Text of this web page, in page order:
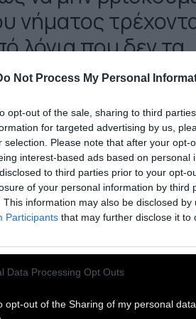
Not Process My Personal
opt-out of the sale, sharing to third
for targeted advertising by us,
selection. Please note that after your opt-
interest-based ads based on personal
to third parties prior to your opt-
of your personal information by third
This information may also be disclosed
Participants that may further disclose it to
Data Processing Opt Outs
opt-out of the Sharing of my personal data.
νήματος
λόγια που δεν τα
και δεν
ξέρω πόσο αγαπούμε τον
κι αν σήμερα θα του
τότε, τρεις αιώνες μετά την
τα φοβήθηκα πάντακαι
πίσω από λόγια που δεν
και δεν τα νιώθουμε.
κι ο πολικός ελπίδας που